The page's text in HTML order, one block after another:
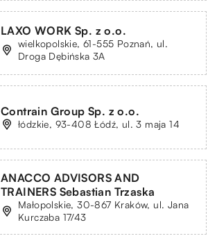
LAXO WORK Sp. z o.o.
wielkopolskie, 61-555 Poznań, ul.
Droga Dębińska 3A
Contrain Group Sp. z o.o.
łódzkie, 93-408 Łódź, ul. 3 maja 14
ANACCO ADVISORS AND
TRAINERS Sebastian Trzaska
Małopolskie, 30-867 Kraków, ul. Jana
Kurczaba 17/43